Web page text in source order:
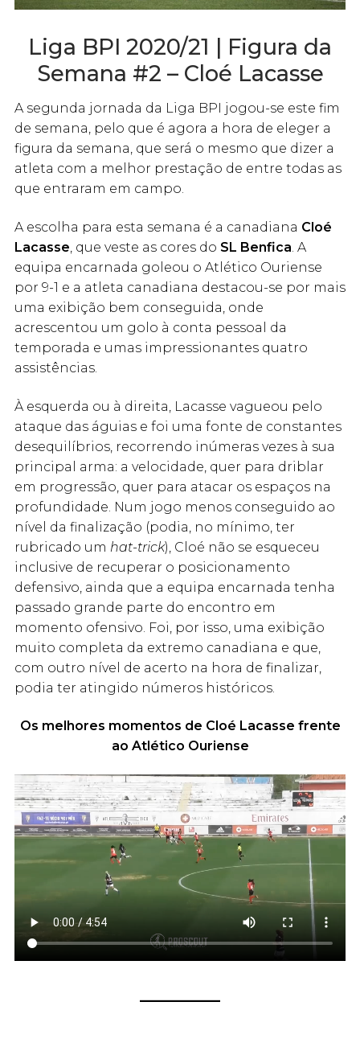
Liga BPI 2020/21 | Figura da
Semana #2 – Cloé Lacasse
A segunda jornada da Liga BPI jogou-se este fim
de semana, pelo que é agora a hora de eleger a
figura da semana, que será o mesmo que dizer a
atleta com a melhor prestação de entre todas as
que entraram em campo.
A escolha para esta semana é a canadiana Cloé
Lacasse, que veste as cores do SL Benfica. A
equipa encarnada goleou o Atlético Ouriense
por 9-1 e a atleta canadiana destacou-se por mais
uma exibição bem conseguida, onde
acrescentou um golo à conta pessoal da
temporada e umas impressionantes quatro
assistências.
À esquerda ou à direita, Lacasse vagueou pelo
ataque das águias e foi uma fonte de constantes
desequilíbrios, recorrendo inúmeras vezes à sua
principal arma: a velocidade, quer para driblar
em progressão, quer para atacar os espaços na
profundidade. Num jogo menos conseguido ao
nível da finalização (podia, no mínimo, ter
rubricado um hat-trick), Cloé não se esqueceu
inclusive de recuperar o posicionamento
defensivo, ainda que a equipa encarnada tenha
passado grande parte do encontro em
momento ofensivo. Foi, por isso, uma exibição
muito completa da extremo canadiana e que,
com outro nível de acerto na hora de finalizar,
podia ter atingido números históricos.
Os melhores momentos de Cloé Lacasse frente
ao Atlético Ouriense